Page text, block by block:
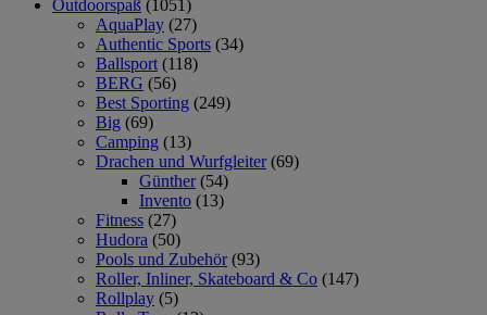
Outdoorspaß (1051)
AquaPlay (27)
Authentic Sports (34)
Ballsport (118)
BERG (56)
Best Sporting (249)
Big (69)
Camping (13)
Drachen und Wurfgleiter (69)
Günther (54)
Invento (13)
Fitness (27)
Hudora (50)
Pools und Zubehör (93)
Roller, Inliner, Skateboard & Co (147)
Rollplay (5)